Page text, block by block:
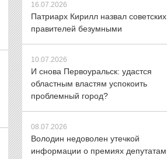
16.07.2026
Патриарх Кирилл назвал советских
правителей безумными
10.07.2026
И снова Первоуральск: удастся
областным властям успокоить
проблемный город?
08.07.2026
Володин недоволен утечкой
информации о премиях депутатам